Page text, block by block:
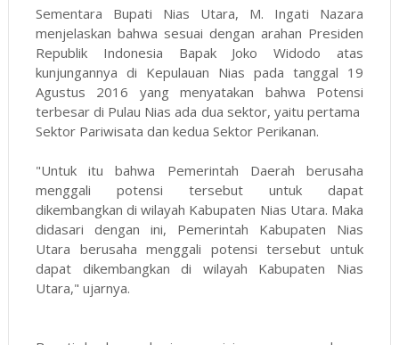
Sementara Bupati Nias Utara, M. Ingati Nazara
menjelaskan bahwa sesuai dengan arahan Presiden
Republik Indonesia Bapak Joko Widodo atas
kunjungannya di Kepulauan Nias pada tanggal 19
Agustus 2016 yang menyatakan bahwa Potensi
terbesar di Pulau Nias ada dua sektor, yaitu pertama
Sektor Pariwisata dan kedua Sektor Perikanan.
"Untuk itu bahwa Pemerintah Daerah berusaha
menggali potensi tersebut untuk dapat
dikembangkan di wilayah Kabupaten Nias Utara. Maka
didasari dengan ini, Pemerintah Kabupaten Nias
Utara berusaha menggali potensi tersebut untuk
dapat dikembangkan di wilayah Kabupaten Nias
Utara," ujarnya.